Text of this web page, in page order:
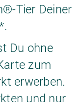
Tier Deiner
Du ohne
zum
erwerben.
und nur